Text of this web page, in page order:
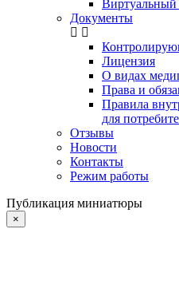
Виртуальный
Документы
Лицензия
О видах
Права и
Правила
для
Отзывы
Новости
Контакты
Режим работы
Публикация миниатюры
×